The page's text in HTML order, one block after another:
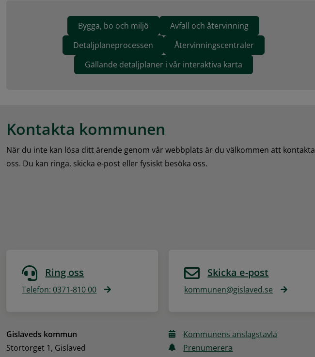
Bygga, bo och miljö
Avfall och återvinning
Detaljplaneprocessen
Återvinningscentraler
Gällande detaljplaner i vår interaktiva karta
Kontakta kommunen
När du inte kan lösa ditt ärende genom vår webbplats är du välkommen att kontakta
oss. Du kan ringa, skicka e-post eller fysiskt besöka oss.
Ring oss
Telefon: 0371-810 00
Skicka e-post
kommunen@gislaved.se
Gislaveds kommun
Stortorget 1, Gislaved
Kommunens anslagstavla
Prenumerera